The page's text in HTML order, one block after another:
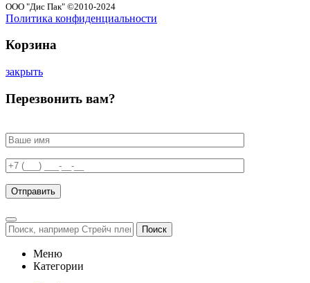
ООО "Дис Пак" ©2010-2024
Политика конфиденциальности
Корзина
закрыть
Перезвонить вам?
Поиск
Меню
Категории